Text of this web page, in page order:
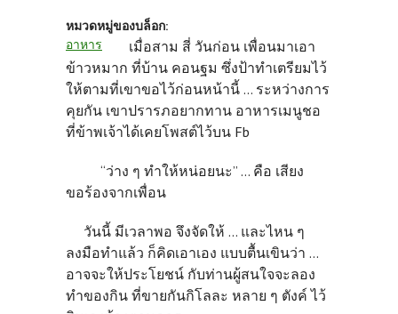
หมวดหมู่ของบล็อก:
อาหาร
เมื่อสาม สี่ วันก่อน เพื่อนมาเอา
ข้าวหมาก ที่บ้าน คอนฐม ซึ่งป้าทำเตรียมไว้
ให้ตามที่เขาขอไว้ก่อนหน้านี้ ... ระหว่างการ
คุยกัน เขาปรารภอยากทาน อาหารเมนูชอ
ที่ข้าพเจ้าได้เคยโพสต์ไว้บน Fb
“ว่าง ๆ ทำให้หน่อยนะ” ... คือ เสียง
ขอร้องจากเพื่อน
วันนี้ มีเวลาพอ จึงจัดให้ ... และไหน ๆ
ลงมือทำแล้ว ก็คิดเอาเอง แบบตื้นเขินว่า ...
อาจจะให้ประโยชน์ กับท่านผู้สนใจจะลอง
ทำของกิน ที่ขายกันกิโลละ หลาย ๆ ตังค์ ไว้